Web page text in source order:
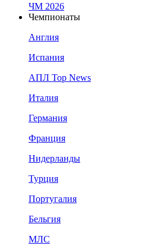
ЧМ 2026
Чемпионаты
Англия
Испания
АПЛ Top News
Италия
Германия
Франция
Нидерланды
Турция
Португалия
Бельгия
МЛС